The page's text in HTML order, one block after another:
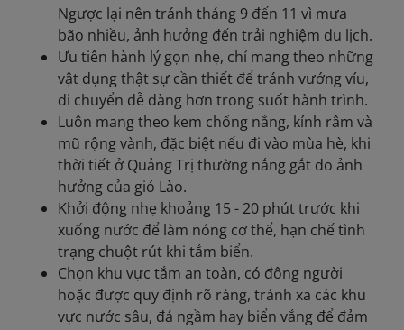
Ngược lại nên tránh tháng 9 đến 11 vì mưa
bão nhiều, ảnh hưởng đến trải nghiệm du lịch.
Ưu tiên hành lý gọn nhẹ, chỉ mang theo những
vật dụng thật sự cần thiết để tránh vướng víu,
di chuyển dễ dàng hơn trong suốt hành trình.
Luôn mang theo kem chống nắng, kính râm và
mũ rộng vành, đặc biệt nếu đi vào mùa hè, khi
thời tiết ở Quảng Trị thường nắng gắt do ảnh
hưởng của gió Lào.
Khởi động nhẹ khoảng 15 - 20 phút trước khi
xuống nước để làm nóng cơ thể, hạn chế tình
trạng chuột rút khi tắm biển.
Chọn khu vực tắm an toàn, có đông người
hoặc được quy định rõ ràng, tránh xa các khu
vực nước sâu, đá ngầm hay biển vắng để đảm